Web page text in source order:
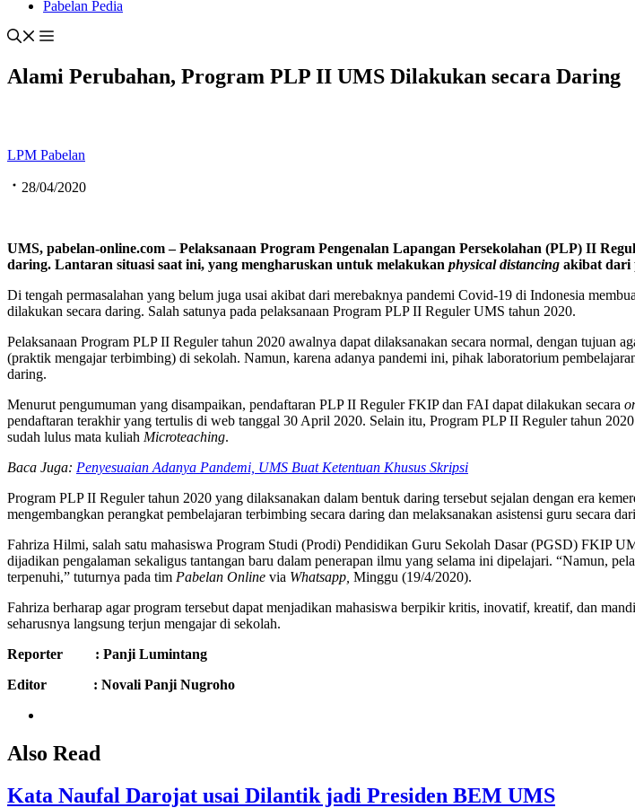
Pabelan Pedia
Alami Perubahan, Program PLP II UMS Dilakukan secara Daring
LPM Pabelan
28/04/2020
UMS, pabelan-online.com – Pelaksanaan Program Pengenalan Lapangan Persekolahan (PLP) II
daring. Lantaran situasi saat ini, yang mengharuskan untuk melakukan physical distancing akibat dari
Di tengah permasalahan yang belum juga usai akibat dari merebaknya pandemi Covid-19 di Indonesia
dilakukan secara daring. Salah satunya pada pelaksanaan Program PLP II Reguler UMS tahun 2020.
Pelaksanaan Program PLP II Reguler tahun 2020 awalnya dapat dilaksanakan secara normal, dengan tujuan
(praktik mengajar terbimbing) di sekolah. Namun, karena adanya pandemi ini, pihak laboratorium
daring.
Menurut pengumuman yang disampaikan, pendaftaran PLP II Reguler FKIP dan FAI dapat dilakukan secara
pendaftaran terakhir yang tertulis di web tanggal 30 April 2020. Selain itu, Program PLP II Reguler tahun
sudah lulus mata kuliah Microteaching.
Baca Juga: Penyesuaian Adanya Pandemi, UMS Buat Ketentuan Khusus Skripsi
Program PLP II Reguler tahun 2020 yang dilaksanakan dalam bentuk daring tersebut sejalan dengan era
mengembangkan perangkat pembelajaran terbimbing secara daring dan melaksanakan asistensi guru secara
Fahriza Hilmi, salah satu mahasiswa Program Studi (Prodi) Pendidikan Guru Sekolah Dasar (PGSD) FKIP
dijadikan pengalaman sekaligus tantangan baru dalam penerapan ilmu yang selama ini dipelajari. “Namun,
terpenuhi,” tuturnya pada tim Pabelan Online via Whatsapp, Minggu (19/4/2020).
Fahriza berharap agar program tersebut dapat menjadikan mahasiswa berpikir kritis, inovatif, kreatif, dan
seharusnya langsung terjun mengajar di sekolah.
Reporter : Panji Lumintang
Editor : Novali Panji Nugroho
Also Read
Kata Naufal Darojat usai Dilantik jadi Presiden BEM UMS